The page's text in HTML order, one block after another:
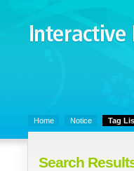
PR 2.0
Home Notice Tag
Search